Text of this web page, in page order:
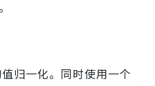
归一化。同时使用一个